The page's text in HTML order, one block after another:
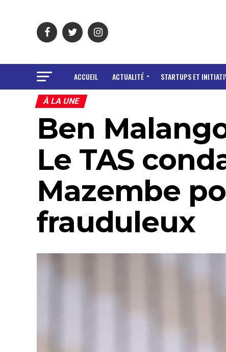
ACCUEIL ACTUALITÉ STARTUPS ET
À LA UNE
Ben
Le TAS
Mazembe
frauduleux